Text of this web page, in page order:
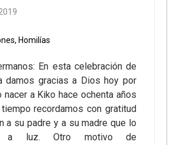
, Homilías
En esta celebración de
damos gracias a Dios hoy por
nacer a Kiko hace ochenta años
recordamos con gratitud
a su padre y a su madre que lo
a luz. Otro motivo de